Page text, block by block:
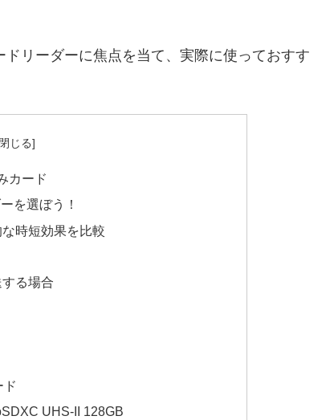
リーダーに焦点を当て、実際に使っておすす
カード
を選ぼう！
時短効果を比較
る場合
ド
UHS-II 128GB